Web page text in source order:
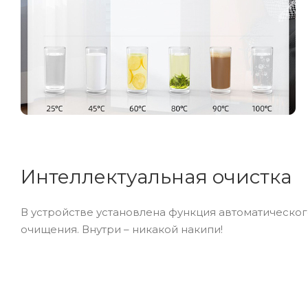
Интеллектуальная очистка
В устройстве установлена функция
очищения. Внутри – никакой накипи!